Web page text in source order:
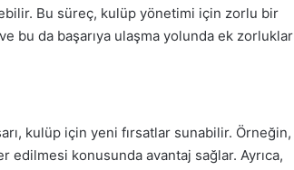
Bu süreç, kulüp yönetimi için zorlu bir
bu da başarıya ulaşma yolunda ek zorluklar
kulüp için yeni fırsatlar sunabilir. Örneğin,
edilmesi konusunda avantaj sağlar. Ayrıca,